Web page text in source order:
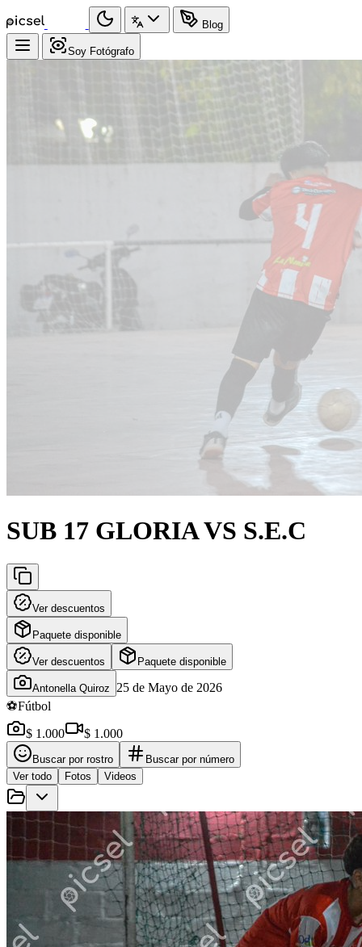
Blog
Soy Fotógrafo
SUB 17 GLORIA VS S.E.C
Ver descuentos
Paquete disponible
Ver descuentos Paquete disponible
Antonella Quiroz
25 de Mayo de 2026
⚽Fútbol
$ 1.000
$ 1.000
Buscar por rostro
Buscar por número
Ver todo
Fotos Videos